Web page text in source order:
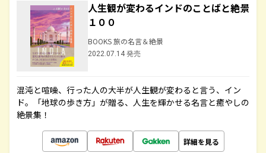
人生観が変わるインドのことばと絶景
１００
BOOKS 旅の名言＆絶景
2022.07.14 発売
混沌と喧噪、行った人の大半が人生観が変わると言う、イン
ド。「地球の歩き方」が贈る、人生を輝かせる名言と癒やしの
絶景集！
詳細を見る